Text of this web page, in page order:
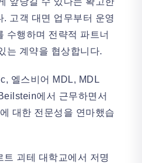
고객 대면 업무부터 운영
수행하며 전략적 파트너
는 계약을 협상합니다.
엘스비어 MDL, MDL
에서 근무하면서
대한 전문성을 연마했습
트 괴테 대학교에서 저명